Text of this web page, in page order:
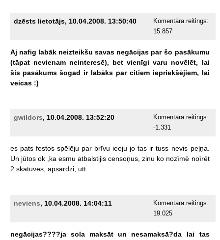
dzēsts lietotājs, 10.04.2008. 13:50:40
Komentāra reitings:
15.857
Aj nafig labāk neizteikšu savas negācijas par šo pasākumu
(tāpat nevienam neinteresē), bet vienīgi varu novēlēt,
lai
šis pasākums šogad ir labāks par citiem iepriekšējiem, lai
veicas :)
gwildors, 10.04.2008. 13:52:20
Komentāra reitings:
-1.331
es pats festos spēlēju par brīvu ieeju jo tas ir tuss nevis peļņa.
Un jūtos ok ,ka esmu atbalstijis censoņus, zinu ko nozīmē noīrēt
2 skatuves, apsardzi, utt
neviens, 10.04.2008. 14:04:11
Komentāra reitings:
19.025
negācijas????ja sola maksāt un nesamaksā?da lai
tas